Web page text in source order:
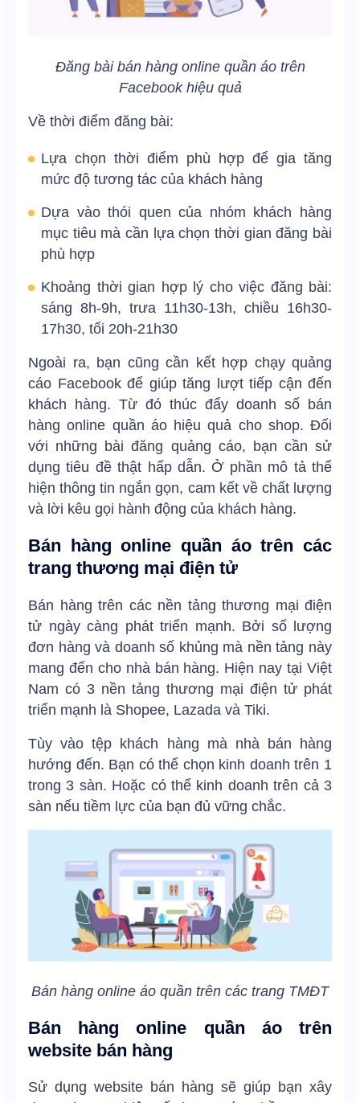
Đăng bài bán hàng online quần áo trên
Facebook hiệu quả
Về thời điểm đăng bài:
Lựa chọn thời điểm phù hợp để gia tăng
mức độ tương tác của khách hàng
Dựa vào thói quen của nhóm khách hàng
mục tiêu mà cần lựa chọn thời gian đăng bài
phù hợp
Khoảng thời gian hợp lý cho việc đăng bài:
sáng 8h-9h, trưa 11h30-13h, chiều 16h30-
17h30, tối 20h-21h30
Ngoài ra, bạn cũng cần kết hợp chạy quảng
cáo Facebook để giúp tăng lượt tiếp cận đến
khách hàng. Từ đó thúc đẩy doanh số bán
hàng online quần áo hiệu quả cho shop. Đối
với những bài đăng quảng cáo, bạn cần sử
dụng tiêu đề thật hấp dẫn. Ở phần mô tả thể
hiện thông tin ngắn gọn, cam kết về chất lượng
và lời kêu gọi hành động của khách hàng.
Bán hàng online quần áo trên các
trang thương mại điện tử
Bán hàng trên các nền tảng thương mại điện
tử ngày càng phát triển mạnh. Bởi số lượng
đơn hàng và doanh số khủng mà nền tảng này
mang đến cho nhà bán hàng. Hiện nay tại Việt
Nam có 3 nền tảng thương mại điện tử phát
triển mạnh là Shopee, Lazada và Tiki.
Tùy vào tệp khách hàng mà nhà bán hàng
hướng đến. Bạn có thể chọn kinh doanh trên 1
trong 3 sàn. Hoặc có thể kinh doanh trên cả 3
sàn nếu tiềm lực của bạn đủ vững chắc.
Bán hàng online áo quần trên các trang TMĐT
Bán hàng online quần áo trên
website bán hàng
Sử dụng website bán hàng sẽ giúp bạn xây